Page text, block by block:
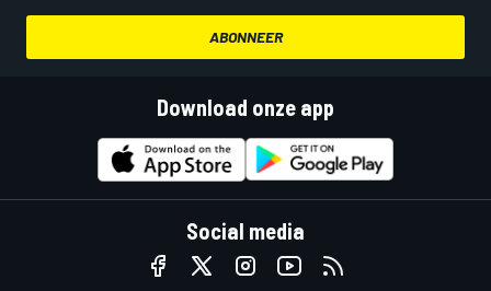
ABONNEER
Download onze app
Social media